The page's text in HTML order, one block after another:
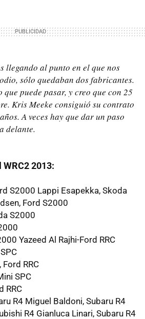
llegando al punto en el que nos
sólo quedaban dos fabricantes.
que puede pasar, y creo que con 25
Kris Meeke consiguió su contrato
A veces hay que dar un paso
delante.
2013:
S2000 Lappi Esapekka, Skoda
Ford S2000
S2000
Yazeed Al Rajhi-Ford RRC
RRC
SPC
RRC
R4 Miguel Baldoni, Subaru R4
R4 Gianluca Linari, Subaru R4